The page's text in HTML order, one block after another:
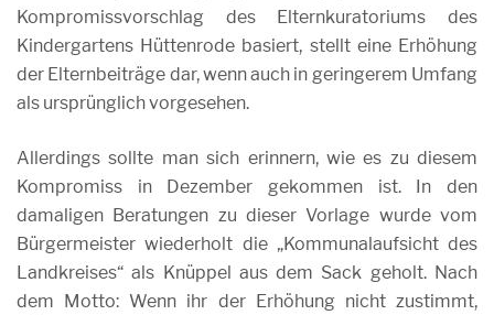
Kompromissvorschlag des Elternkuratoriums des
Kindergartens Hüttenrode basiert, stellt eine Erhöhung
der Elternbeiträge dar, wenn auch in geringerem Umfang
als ursprünglich vorgesehen.
Allerdings sollte man sich erinnern, wie es zu diesem
Kompromiss in Dezember gekommen ist. In den
damaligen Beratungen zu dieser Vorlage wurde vom
Bürgermeister wiederholt die „Kommunalaufsicht des
Landkreises“ als Knüppel aus dem Sack geholt. Nach
dem Motto: Wenn ihr der Erhöhung nicht zustimmt,